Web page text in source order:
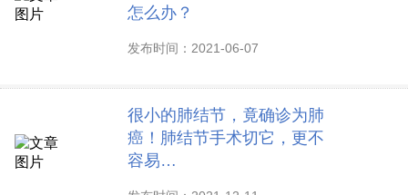
怎么办？
发布时间：2021-06-07
很小的肺结节，竟确诊为肺
癌！肺结节手术切它，更不
容易…